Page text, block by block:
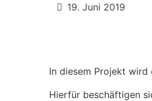
19. Juni 2019
In diesem Projekt
Hierfür beschäftigen